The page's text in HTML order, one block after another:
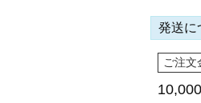
発送に
ご注文